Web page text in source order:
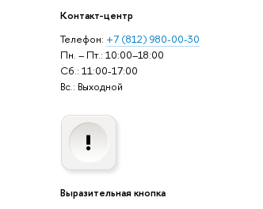
Контакт-центр
Телефон: +7 (812) 980-00-30
Пн. – Пт.: 10:00–18:00
Сб.: 11:00-17:00
Вс.: Выходной
Выразительная кнопка